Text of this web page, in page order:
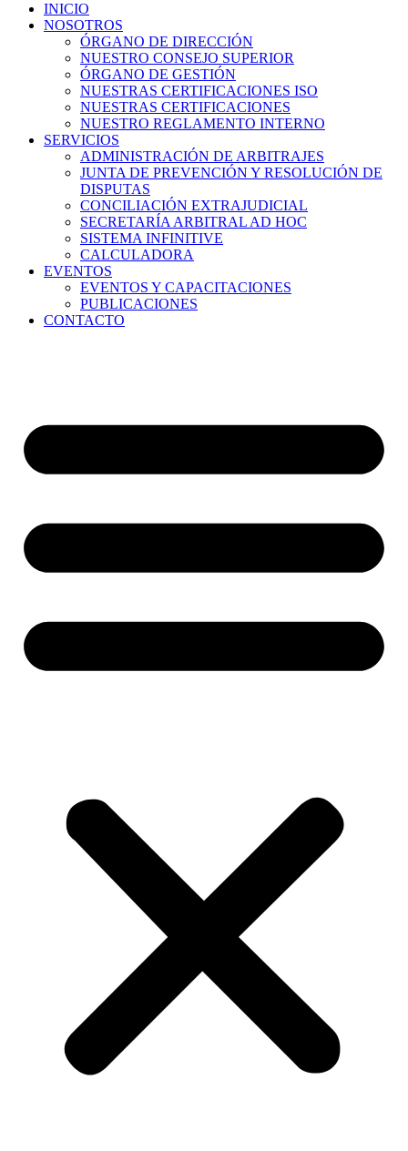
INICIO
NOSOTROS
ÓRGANO DE DIRECCIÓN
NUESTRO CONSEJO SUPERIOR
ÓRGANO DE GESTIÓN
NUESTRAS CERTIFICACIONES ISO
NUESTRAS CERTIFICACIONES
NUESTRO REGLAMENTO INTERNO
SERVICIOS
ADMINISTRACIÓN DE ARBITRAJES
JUNTA DE PREVENCIÓN Y RESOLUCIÓN DE
DISPUTAS
CONCILIACIÓN EXTRAJUDICIAL
SECRETARÍA ARBITRAL AD HOC
SISTEMA INFINITIVE
CALCULADORA
EVENTOS
EVENTOS Y CAPACITACIONES
PUBLICACIONES
CONTACTO